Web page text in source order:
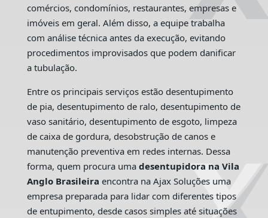
comércios, condomínios, restaurantes, empresas e
imóveis em geral. Além disso, a equipe trabalha
com análise técnica antes da execução, evitando
procedimentos improvisados que podem danificar
a tubulação.
Entre os principais serviços estão desentupimento
de pia, desentupimento de ralo, desentupimento de
vaso sanitário, desentupimento de esgoto, limpeza
de caixa de gordura, desobstrução de canos e
manutenção preventiva em redes internas. Dessa
forma, quem procura uma desentupidora na Vila
Anglo Brasileira encontra na Ajax Soluções uma
empresa preparada para lidar com diferentes tipos
de entupimento, desde casos simples até situações